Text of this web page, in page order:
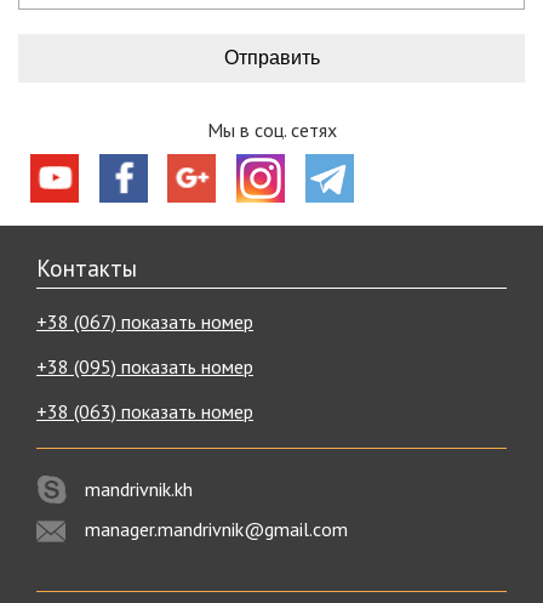
Мы в соц. сетях
Контакты
+38 (067) показать номер
+38 (095) показать номер
+38 (063) показать номер
mandrivnik.kh
manager.mandrivnik@gmail.com